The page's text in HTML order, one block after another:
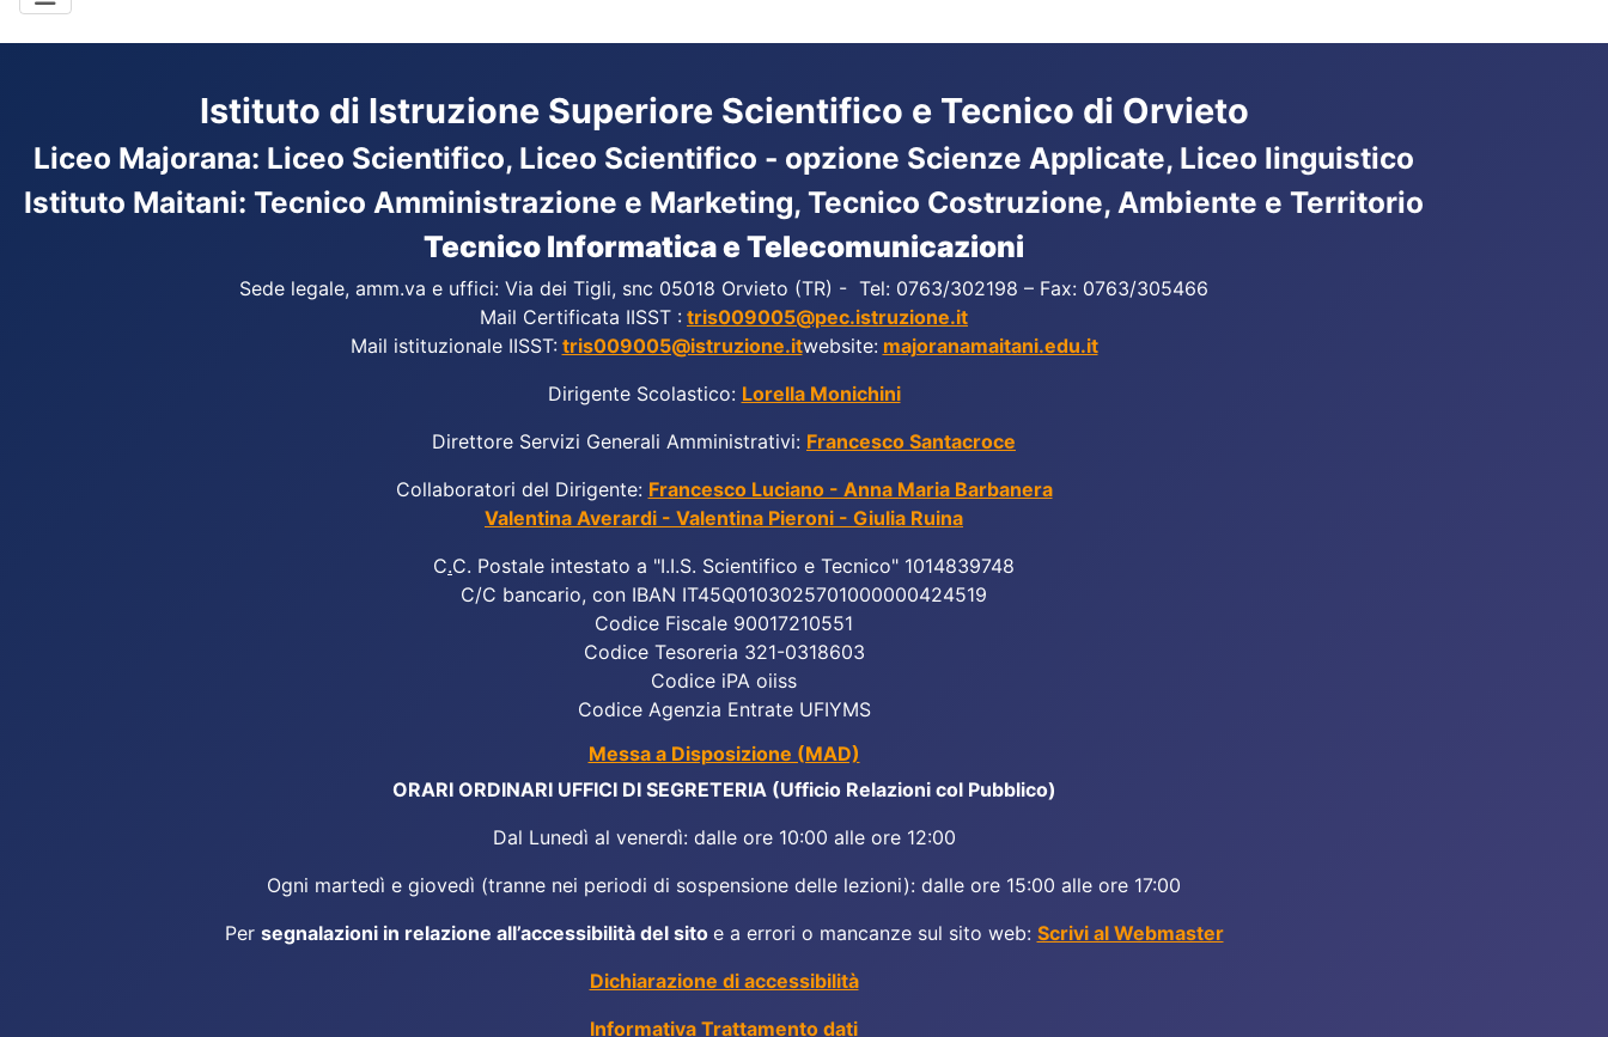
Istituto di Istruzione Superiore Scientifico e Tecnico di Orvieto
Liceo Majorana: Liceo Scientifico, Liceo Scientifico - opzione Scienze Applicate, Liceo linguistico
Istituto Maitani: Tecnico Amministrazione e Marketing, Tecnico Costruzione, Ambiente e Territorio
Tecnico Informatica e Telecomunicazioni
Sede legale, amm.va e uffici: Via dei Tigli, snc 05018 Orvieto (TR) - Tel: 0763/302198 – Fax: 0763/305466
Mail Certificata IISST : tris009005@pec.istruzione.it
Mail istituzionale IISST: tris009005@istruzione.itwebsite: majoranamaitani.edu.it
Dirigente Scolastico: Lorella Monichini
Direttore Servizi Generali Amministrativi: Francesco Santacroce
Collaboratori del Dirigente: Francesco Luciano - Anna Maria Barbanera
Valentina Averardi - Valentina Pieroni - Giulia Ruina
C.C. Postale intestato a "I.I.S. Scientifico e Tecnico" 1014839748
C/C bancario, con IBAN IT45Q0103025701000000424519
Codice Fiscale 90017210551
Codice Tesoreria 321-0318603
Codice iPA oiiss
Codice Agenzia Entrate UFIYMS
Messa a Disposizione (MAD)
ORARI ORDINARI UFFICI DI SEGRETERIA (Ufficio Relazioni col Pubblico)
Dal Lunedì al venerdì: dalle ore 10:00 alle ore 12:00
Ogni martedì e giovedì (tranne nei periodi di sospensione delle lezioni): dalle ore 15:00 alle ore 17:00
Per segnalazioni in relazione all’accessibilità del sito e a errori o mancanze sul sito web: Scrivi al Webmaster
Dichiarazione di accessibilità
Informativa Trattamento dati